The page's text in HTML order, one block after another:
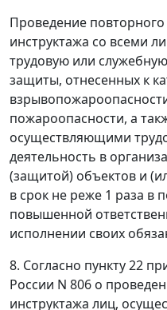
Проведение
инструктажа со всеми
трудовую или
защиты, отнесенных к
пожароопасности, а
осуществляющими
деятельность в
(защитой) объектов и
в срок не реже 1 раза в
повышенной
исполнении своих
8. Согласно пункту 22
России N 806 о
инструктажа лиц,